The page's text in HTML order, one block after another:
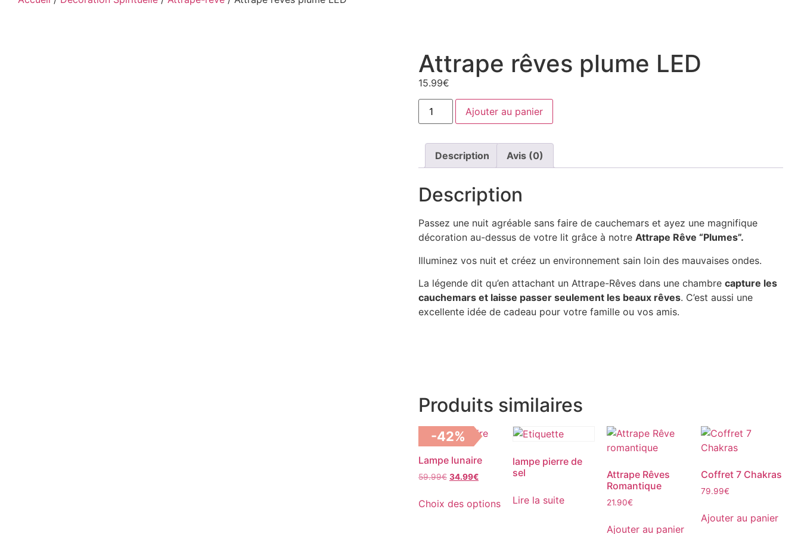
Attrape rêves plume LED
15.99€
Ajouter au panier
Description Avis (0)
Description
Passez une nuit agréable sans faire de cauchemars et ayez une magnifique
décoration au-dessus de votre lit grâce à notre Attrape Rêve “Plumes”.
Illuminez vos nuit et créez un environnement sain loin des mauvaises ondes.
La légende dit qu’en attachant un Attrape-Rêves dans une chambre capture les
cauchemars et laisse passer seulement les beaux rêves. C’est aussi une
excellente idée de cadeau pour votre famille ou vos amis.
Produits similaires
-42%
Lampe lunaire
59.99€ 34.99€
Choix des options
lampe pierre de
sel
Lire la suite
Attrape Rêves
Romantique
21.90€
Ajouter au panier
Coffret 7 Chakras
79.99€
Ajouter au panier